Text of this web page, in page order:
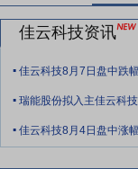
坚实保障。在美妆护
要点9：进入移动互联
元。
佳云科技资讯
. 佳云科技8月7日盘中跌
. 瑞能股份拟入主佳云科
. 佳云科技8月4日盘中涨